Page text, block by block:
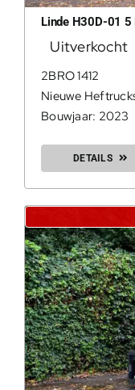
Linde H30D-01
Uitverkocht
2BRO 1412
Nieuwe
Bouwjaar: 2023
DETAILS